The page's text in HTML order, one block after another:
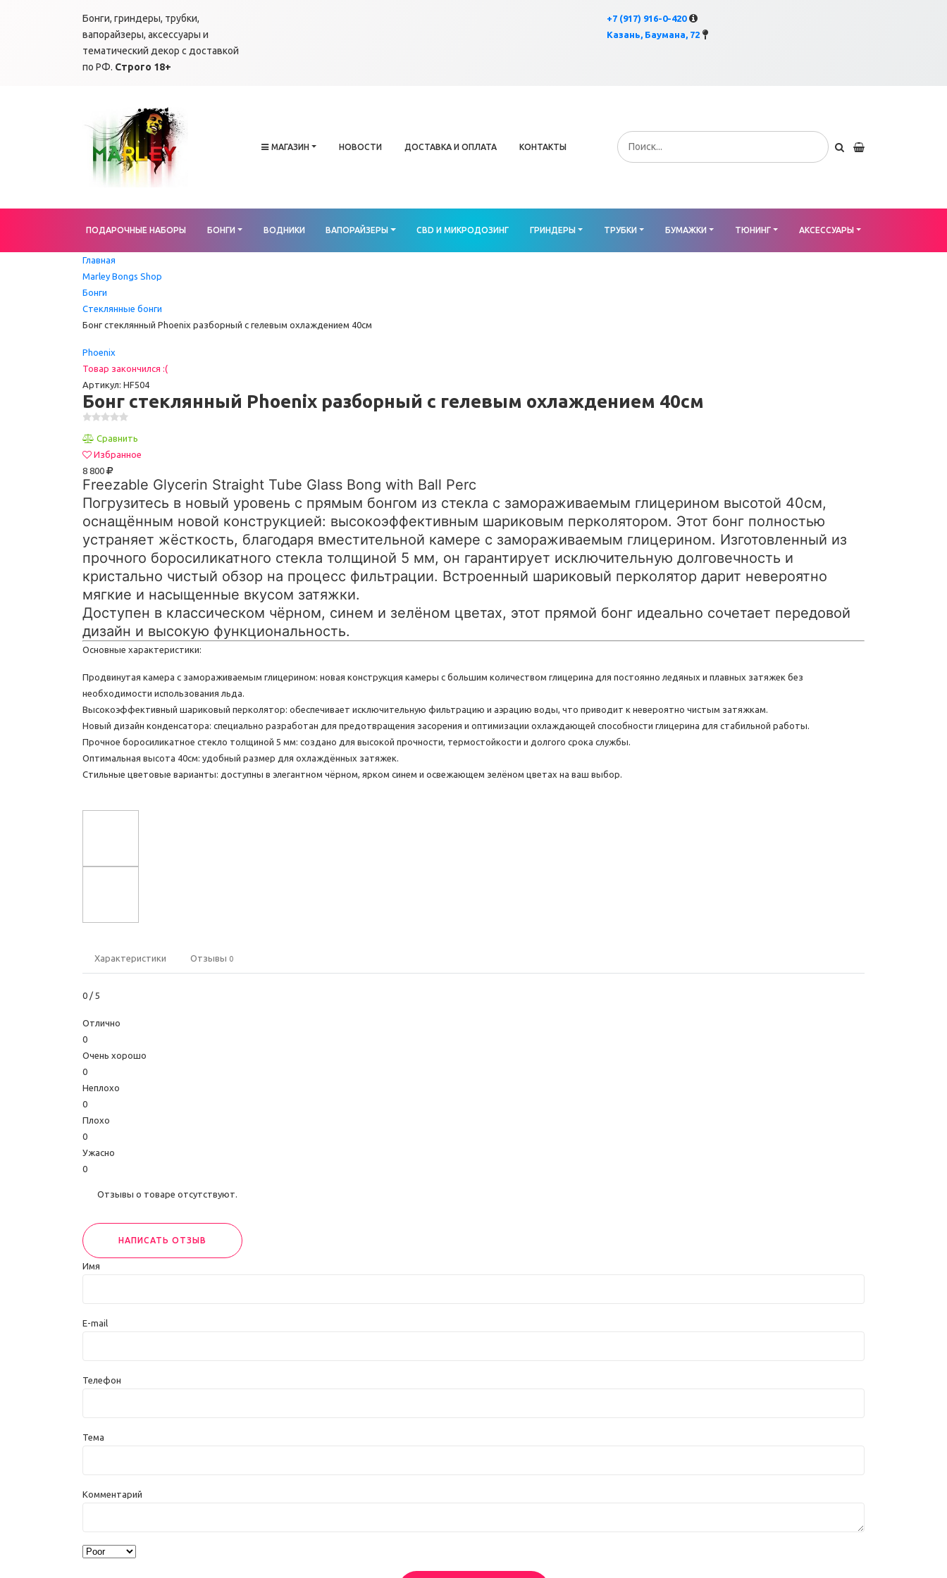
Бонги, гриндеры, трубки,
вапорайзеры, аксессуары и
тематический декор с доставкой
по РФ. Строго 18+
+7 (917) 916-0-420
Казань, Баумана, 72
МАГАЗИН НОВОСТИ ДОСТАВКА И ОПЛАТА КОНТАКТЫ
ПОДАРОЧНЫЕ НАБОРЫ БОНГИ ВОДНИКИ ВАПОРАЙЗЕРЫ CBD И МИКРОДОЗИНГ ГРИНДЕРЫ ТРУБКИ БУМАЖКИ ТЮНИНГ АКСЕССУАРЫ
Главная
Marley Bongs Shop
Бонги
Стеклянные бонги
Бонг стеклянный Phoenix разборный с гелевым охлаждением 40см
Phoenix
Товар закончился :(
Артикул: HF504
Бонг стеклянный Phoenix разборный с гелевым охлаждением 40см
Сравнить
Избранное
8 800
Freezable Glycerin Straight Tube Glass Bong with Ball Perc
Погрузитесь в новый уровень с прямым бонгом из стекла с замораживаемым глицерином высотой 40см,
оснащённым новой конструкцией: высокоэффективным шариковым перколятором. Этот бонг полностью
устраняет жёсткость, благодаря вместительной камере с замораживаемым глицерином. Изготовленный из
прочного боросиликатного стекла толщиной 5 мм, он гарантирует исключительную долговечность и
кристально чистый обзор на процесс фильтрации. Встроенный шариковый перколятор дарит невероятно
мягкие и насыщенные вкусом затяжки.
Доступен в классическом чёрном, синем и зелёном цветах, этот прямой бонг идеально сочетает передовой
дизайн и высокую функциональность.
Основные характеристики:
Продвинутая камера с замораживаемым глицерином: новая конструкция камеры с большим количеством глицерина для постоянно ледяных и плавных затяжек без
необходимости использования льда.
Высокоэффективный шариковый перколятор: обеспечивает исключительную фильтрацию и аэрацию воды, что приводит к невероятно чистым затяжкам.
Новый дизайн конденсатора: специально разработан для предотвращения засорения и оптимизации охлаждающей способности глицерина для стабильной работы.
Прочное боросиликатное стекло толщиной 5 мм: создано для высокой прочности, термостойкости и долгого срока службы.
Оптимальная высота 40см: удобный размер для охлаждённых затяжек.
Стильные цветовые варианты: доступны в элегантном чёрном, ярком синем и освежающем зелёном цветах на ваш выбор.
Характеристики Отзывы 0
0 / 5
Отлично
0
Очень хорошо
0
Неплохо
0
Плохо
0
Ужасно
0
Отзывы о товаре отсутствуют.
НАПИСАТЬ ОТЗЫВ
Имя
E-mail
Телефон
Тема
Комментарий